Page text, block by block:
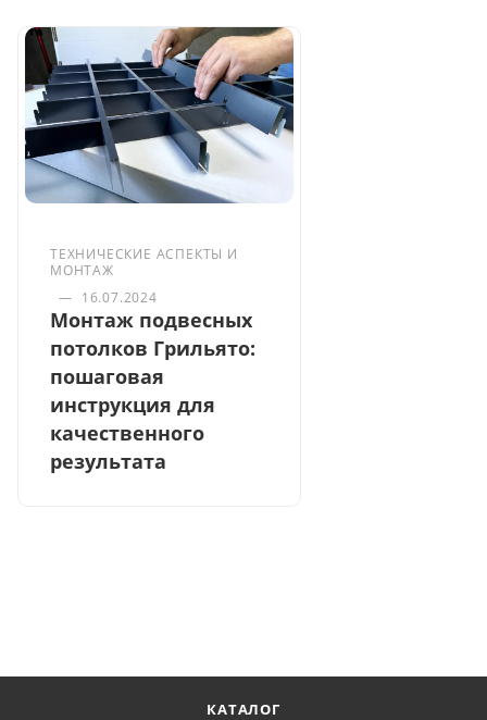
ТЕХНИЧЕСКИЕ АСПЕКТЫ И
МОНТАЖ
— 16.07.2024
Монтаж подвесных
потолков Грильято:
пошаговая
инструкция для
качественного
результата
КАТАЛОГ